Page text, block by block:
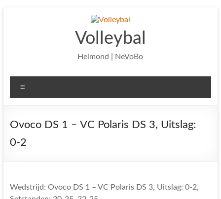
Volleybal
Helmond | NeVoBo
Ovoco DS 1 – VC Polaris DS 3, Uitslag:
0-2
Wedstrijd: Ovoco DS 1 – VC Polaris DS 3, Uitslag: 0-2,